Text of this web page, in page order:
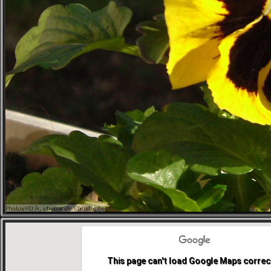
This page can't load Google Maps